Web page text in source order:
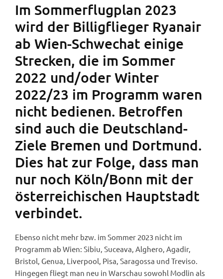
Im Sommerflugplan 2023
wird der Billigflieger Ryanair
ab Wien-Schwechat einige
Strecken, die im Sommer
2022 und/oder Winter
2022/23 im Programm waren
nicht bedienen. Betroffen
sind auch die Deutschland-
Ziele Bremen und Dortmund.
Dies hat zur Folge, dass man
nur noch Köln/Bonn mit der
österreichischen Hauptstadt
verbindet.
Ebenso nicht mehr bzw. im Sommer 2023 nicht im
Programm ab Wien: Sibiu, Suceava, Alghero, Agadir,
Bristol, Genua, Liverpool, Pisa, Saragossa und Treviso.
Hingegen fliegt man neu in Warschau sowohl Modlin als